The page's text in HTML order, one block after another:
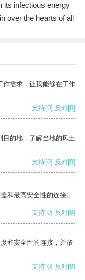
its infectious energy
over the hearts of all
作需求，让我能够在工作
支持[0] 反对[0]
目的地，了解当地的风土
支持[0] 反对[0]
和最高安全性的连接。
支持[0] 反对[0]
和安全性的连接，并帮
支持[0] 反对[0]